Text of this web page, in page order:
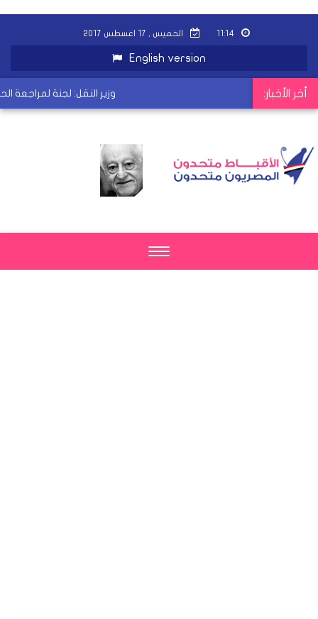
١١:١٤ الخميس , ١٧ اغسطس ٢٠١٧
English version
أخر الأخبار: وزير النقل: لجنة لمراجعة
Toggle